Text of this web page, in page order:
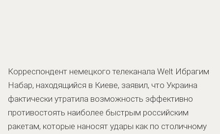
Корреспондент немецкого телеканала Welt Ибрагим
Набар, находящийся в Киеве, заявил, что Украина
фактически утратила возможность эффективно
противостоять наиболее быстрым российским
ракетам, которые наносят удары как по столичному